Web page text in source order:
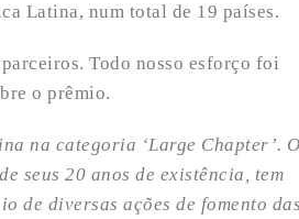
Latina, num total de 19 países.
Todo nosso esforço foi
o prêmio.
na categoria ‘Large Chapter’. O
seus 20 anos de existência, tem
de diversas ações de fomento das